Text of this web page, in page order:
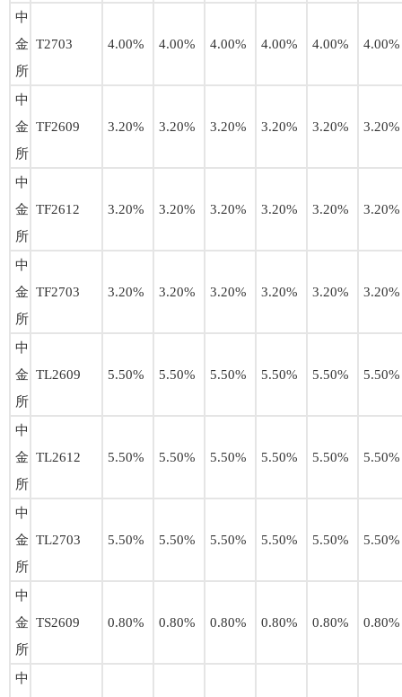
中
金
所
T2703 4.00% 4.00% 4.00% 4.00% 4.00% 4.00%
中
金
所
TF2609 3.20% 3.20% 3.20% 3.20% 3.20% 3.20%
中
金
所
TF2612 3.20% 3.20% 3.20% 3.20% 3.20% 3.20%
中
金
所
TF2703 3.20% 3.20% 3.20% 3.20% 3.20% 3.20%
中
金
所
TL2609 5.50% 5.50% 5.50% 5.50% 5.50% 5.50%
中
金
所
TL2612 5.50% 5.50% 5.50% 5.50% 5.50% 5.50%
中
金
所
TL2703 5.50% 5.50% 5.50% 5.50% 5.50% 5.50%
中
金
所
TS2609 0.80% 0.80% 0.80% 0.80% 0.80% 0.80%
中